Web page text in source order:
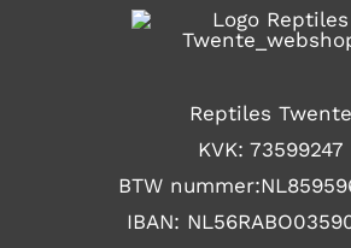
Reptiles Twente
KVK: 73599247
BTW
IBAN: